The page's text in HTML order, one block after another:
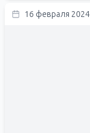
16 февраля 2024